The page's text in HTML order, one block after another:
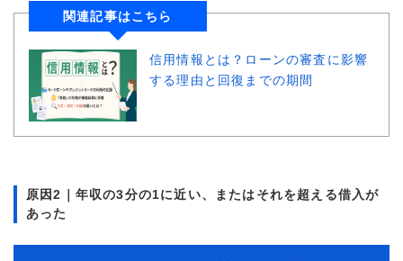
関連記事はこちら
信用情報とは？ローンの審査に影響
する理由と回復までの期間
原因2｜年収の3分の1に近い、またはそれを超える借入が
あった